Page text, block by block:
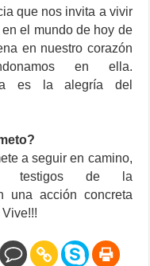
que nos invita a vivir
el mundo de hoy de
en nuestro corazón
en ella.
es la alegría del
a seguir en camino,
testigos de la
una acción concreta